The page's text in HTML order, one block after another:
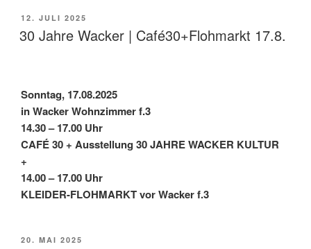
VERÖFFENTLICHT
AM
12. JULI 2025
30 Jahre Wacker | Café30+Flohmarkt 17.8.
Sonntag, 17.08.2025
in Wacker Wohnzimmer f.3
14.30 – 17.00 Uhr
CAFÉ 30 + Ausstellung 30 JAHRE WACKER KULTUR
+
14.00 – 17.00 Uhr
KLEIDER-FLOHMARKT vor Wacker f.3
VERÖFFENTLICHT
20. MAI 2025